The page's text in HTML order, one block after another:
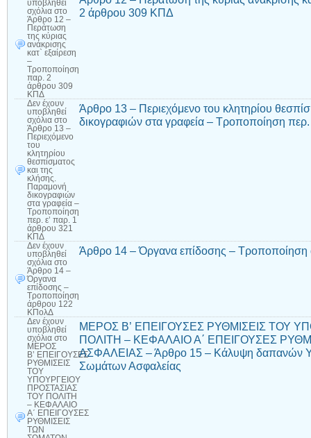
υποβληθεί
σχόλια στο
Άρθρο 12 –
Περάτωση
της κύριας
ανάκρισης
κατ` εξαίρεση
–
Τροποποίηση
παρ. 2
άρθρου 309
ΚΠΔ
2 άρθρου 309 ΚΠΔ
Δεν έχουν
υποβληθεί
σχόλια στο
Άρθρο 13 –
Περιεχόμενο
του
κλητηρίου
θεσπίσματος
και της
κλήσης.
Παραμονή
δικογραφιών
στα γραφεία –
Τροποποίηση
περ. ε’ παρ. 1
άρθρου 321
ΚΠΔ
Άρθρο 13 – Περιεχόμενο του κλητηρίου
δικογραφιών στα γραφεία – Τροποποίηση
Δεν έχουν
υποβληθεί
σχόλια στο
Άρθρο 14 –
Όργανα
επίδοσης –
Τροποποίηση
άρθρου 122
ΚΠολΔ
Άρθρο 14 – Όργανα επίδοσης –
Δεν έχουν
υποβληθεί
σχόλια στο
ΜΕΡΟΣ
Β’ ΕΠΕΙΓΟΥΣΕΣ
ΡΥΘΜΙΣΕΙΣ
ΤΟΥ
ΥΠΟΥΡΓΕΙΟΥ
ΠΡΟΣΤΑΣΙΑΣ
ΤΟΥ ΠΟΛΙΤΗ
– ΚΕΦΑΛΑΙΟ
Α΄ ΕΠΕΙΓΟΥΣΕΣ
ΡΥΘΜΙΣΕΙΣ
ΤΩΝ
ΜΕΡΟΣ Β’ ΕΠΕΙΓΟΥΣΕΣ ΡΥΘΜΙΣΕΙΣ ΤΟΥ
ΠΟΛΙΤΗ – ΚΕΦΑΛΑΙΟ Α΄ ΕΠΕΙΓΟΥΣΕΣ
ΑΣΦΑΛΕΙΑΣ – Άρθρο 15 – Κάλυψη δαπανών
Σωμάτων Ασφαλείας